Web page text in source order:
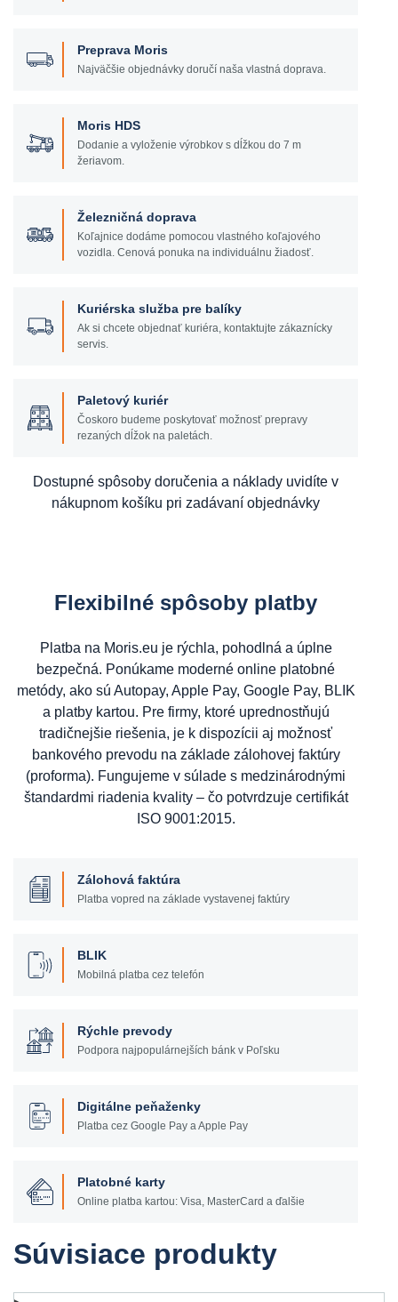
Preprava Moris
Najväčšie objednávky doručí naša vlastná doprava.
Moris HDS
Dodanie a vyloženie výrobkov s dĺžkou do 7 m
žeriavom.
Železničná doprava
Koľajnice dodáme pomocou vlastného koľajového
vozidla. Cenová ponuka na individuálnu žiadosť.
Kuriérska služba pre balíky
Ak si chcete objednať kuriéra, kontaktujte zákaznícky
servis.
Paletový kuriér
Čoskoro budeme poskytovať možnosť prepravy
rezaných dĺžok na paletách.
Dostupné spôsoby doručenia a náklady uvidíte v
nákupnom košíku pri zadávaní objednávky
Flexibilné spôsoby platby
Platba na Moris.eu je rýchla, pohodlná a úplne
bezpečná. Ponúkame moderné online platobné
metódy, ako sú Autopay, Apple Pay, Google Pay, BLIK
a platby kartou. Pre firmy, ktoré uprednostňujú
tradičnejšie riešenia, je k dispozícii aj možnosť
bankového prevodu na základe zálohovej faktúry
(proforma). Fungujeme v súlade s medzinárodnými
štandardmi riadenia kvality – čo potvrdzuje certifikát
ISO 9001:2015.
Zálohová faktúra
Platba vopred na základe vystavenej faktúry
BLIK
Mobilná platba cez telefón
Rýchle prevody
Podpora najpopulárnejších bánk v Poľsku
Digitálne peňaženky
Platba cez Google Pay a Apple Pay
Platobné karty
Online platba kartou: Visa, MasterCard a ďalšie
Súvisiace produkty